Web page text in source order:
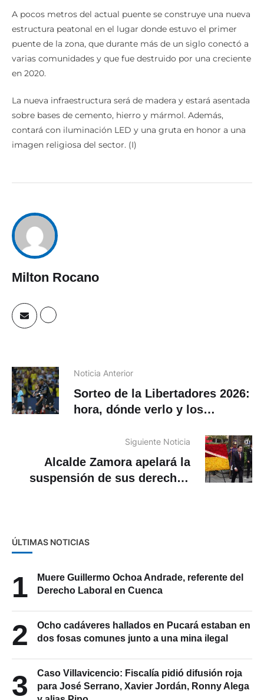
A pocos metros del actual puente se construye una nueva
estructura peatonal en el lugar donde estuvo el primer
puente de la zona, que durante más de un siglo conectó a
varias comunidades y que fue destruido por una creciente
en 2020.
La nueva infraestructura será de madera y estará asentada
sobre bases de cemento, hierro y mármol. Además,
contará con iluminación LED y una gruta en honor a una
imagen religiosa del sector. (I)
Milton Rocano
Noticia Anterior
Sorteo de la Libertadores 2026:
hora, dónde verlo y los
Quito e Independiente del Valle
Siguiente Noticia
Alcalde Zamora apelará la
suspensión de sus derechos
ÚLTIMAS NOTICIAS
1
Muere Guillermo Ochoa Andrade, referente del
Derecho Laboral en Cuenca
2
Ocho cadáveres hallados en Pucará estaban en
dos fosas comunes junto a una mina ilegal
3
Caso Villavicencio: Fiscalía pidió difusión roja
para José Serrano, Xavier Jordán, Ronny Alega